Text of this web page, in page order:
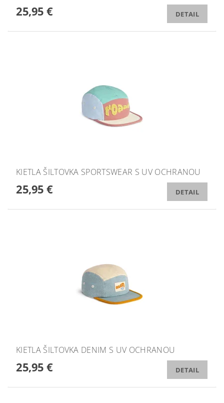
25,95 € DETAIL
KIETLA ŠILTOVKA SPORTSWEAR S UV OCHRANOU
25,95 € DETAIL
KIETLA ŠILTOVKA DENIM S UV OCHRANOU
25,95 € DETAIL